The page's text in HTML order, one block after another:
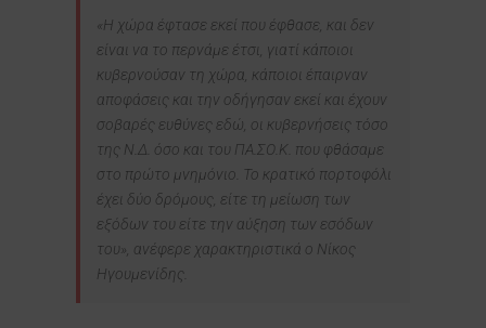
«Η χώρα έφτασε εκεί που έφθασε, και δεν
είναι να το περνάμε έτσι, γιατί κάποιοι
κυβερνούσαν τη χώρα, κάποιοι έπαιρναν
αποφάσεις και την οδήγησαν εκεί και έχουν
σοβαρές ευθύνες εδώ, οι κυβερνήσεις τόσο
της Ν.Δ. όσο και του ΠΑ.ΣΟ.Κ. που φθάσαμε
στο πρώτο μνημόνιο. Το κρατικό πορτοφόλι
έχει δύο δρόμους, είτε τη μείωση των
εξόδων του είτε την αύξηση των εσόδων
του», ανέφερε χαρακτηριστικά ο Νίκος
Ηγουμενίδης.